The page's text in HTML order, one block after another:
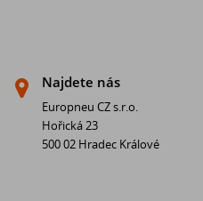
Najdete nás
Europneu CZ s.r.o.
Hořická 23
500 02 Hradec Králové